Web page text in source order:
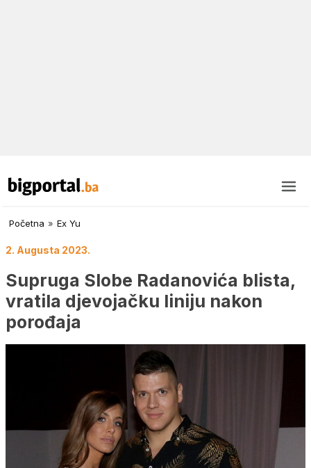
Početna » Ex Yu
2. Augusta 2023.
Supruga Slobe Radanovića blista,
vratila djevojačku liniju nakon
porođaja